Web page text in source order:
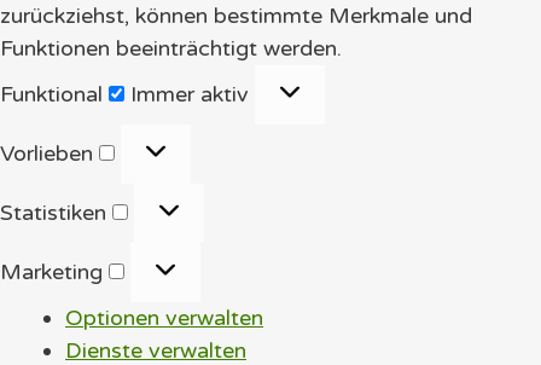
zurückziehst, können bestimmte Merkmale und
Funktionen beeinträchtigt werden.
Funktional
Funktional
Immer aktiv
Vorlieben
Vorlieben
Statistiken
Statistiken
Marketing
Marketing
Optionen verwalten
Dienste verwalten